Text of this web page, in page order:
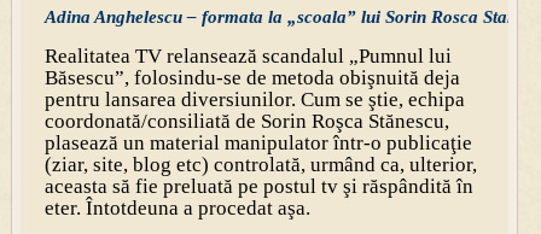
Adina Anghelescu – formata la „scoala” lui Sorin Rosca
Realitatea TV relansează scandalul „Pumnul lui
Băsescu”, folosindu-se de metoda obişnuită deja
pentru lansarea diversiunilor. Cum se ştie, echipa
coordonată/consiliată de Sorin Roşca Stănescu,
plasează un material manipulator într-o publicaţie
(ziar, site, blog etc) controlată, urmând ca, ulterior,
aceasta să fie preluată pe postul tv şi răspândită în
eter. Întotdeuna a procedat aşa.